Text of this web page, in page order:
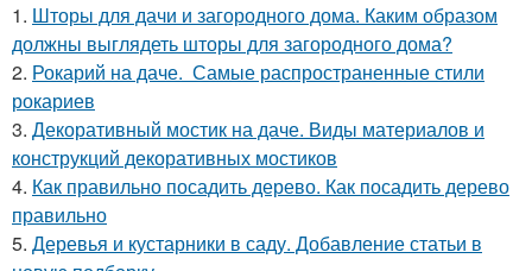
1. Шторы для дачи и загородного дома. Каким образом
должны выглядеть шторы для загородного дома?
2. Рокарий на даче. Самые распространенные стили
рокариев
3. Декоративный мостик на даче. Виды материалов и
конструкций декоративных мостиков
4. Как правильно посадить дерево. Как посадить дерево
правильно
5. Деревья и кустарники в саду. Добавление статьи в